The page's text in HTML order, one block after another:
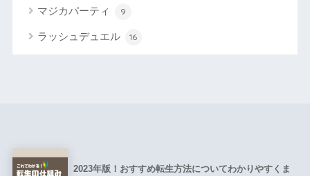
マジカパーティ 9
ラッシュデュエル 16
2023年版！おすすめ転生方法についてわかりやすくま